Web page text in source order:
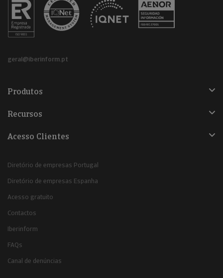
geral@iberinform.pt
Produtos
Recursos
Acesso Clientes
Diretório de empresas Portugal
Diretório de empresas Espanha
Acesso gratuito
Contactos
Iberinform
FAQs
Canal de denúncias